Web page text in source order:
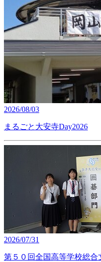
2026/08/03
まるごと大安寺Day2026
2026/07/31
第５０回全国高等学校総合